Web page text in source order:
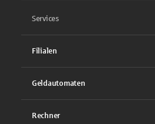
Services
Filialen
Geldautomaten
Rechner